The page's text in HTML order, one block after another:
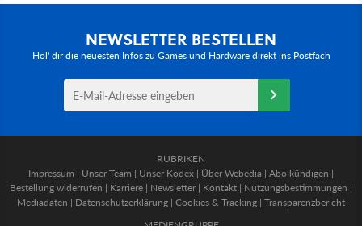
NEWSLETTER BESTELLEN
Hol' dir die neuesten Infos zu Games und Hardware direkt ins Postfach
RUBRIKEN
Impressum | Unser Team | Unser Kodex | Über Webedia | Abo kündigen |
Bestellung widerrufen | Karriere | Newsletter | Kontakt | Nutzungsbestimmungen |
Mediadaten | Datenschutzerklärung | Cookies & Tracking | Transparenzbericht